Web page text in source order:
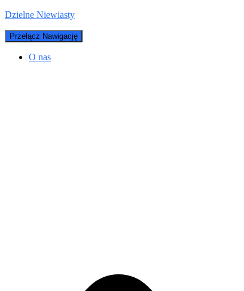
Dzielne Niewiasty
Przełącz Nawigację
O nas